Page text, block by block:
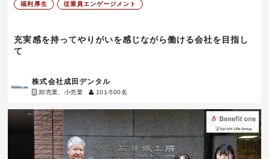
福利厚生 従業員エンゲージメント
充実感を持ってやりがいを感じながら働ける会社を目指し
て
株式会社成田デンタル
卸売業、小売業 101-500名